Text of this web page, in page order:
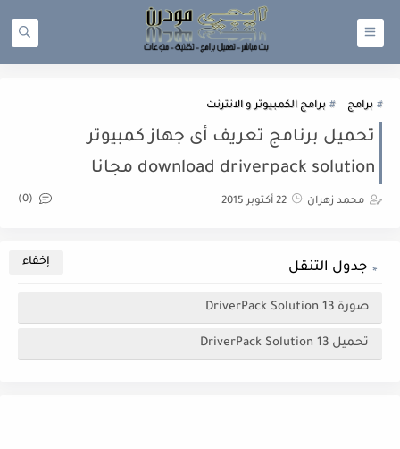
برامج برامج الكمبيوتر و الانترنت
تحميل برنامج تعريف أى جهاز كمبيوتر
download driverpack solution مجانا
محمد زهران 22 أكتوبر 2015 (0)
جدول التنقل
صورة DriverPack Solution 13
تحميل DriverPack Solution 13